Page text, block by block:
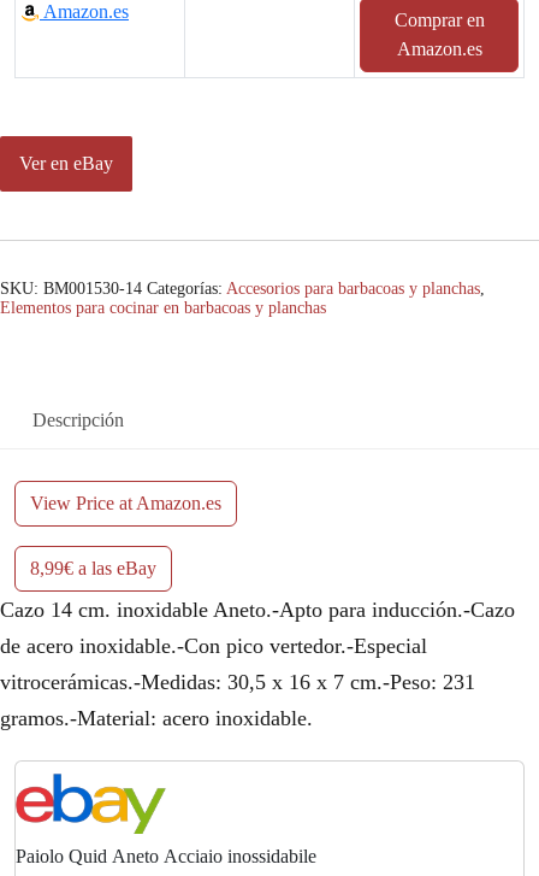
Amazon.es
Comprar en
Amazon.es
Ver en eBay
SKU: BM001530-14 Categorías: Accesorios para barbacoas y planchas,
Elementos para cocinar en barbacoas y planchas
Descripción
View Price at Amazon.es
8,99€ a las eBay
Cazo 14 cm. inoxidable Aneto.-Apto para inducción.-Cazo
de acero inoxidable.-Con pico vertedor.-Especial
vitrocerámicas.-Medidas: 30,5 x 16 x 7 cm.-Peso: 231
gramos.-Material: acero inoxidable.
Paiolo Quid Aneto Acciaio inossidabile